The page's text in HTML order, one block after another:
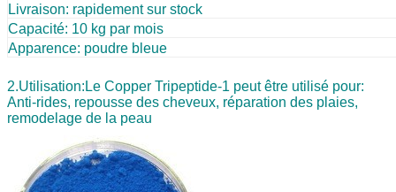
Livraison: rapidement sur stock
Capacité: 10 kg par mois
Apparence: poudre bleue
2.Utilisation: Le Copper Tripeptide-1 peut être utilisé pour:
Anti-rides, repousse des cheveux, réparation des plaies,
remodelage de la peau